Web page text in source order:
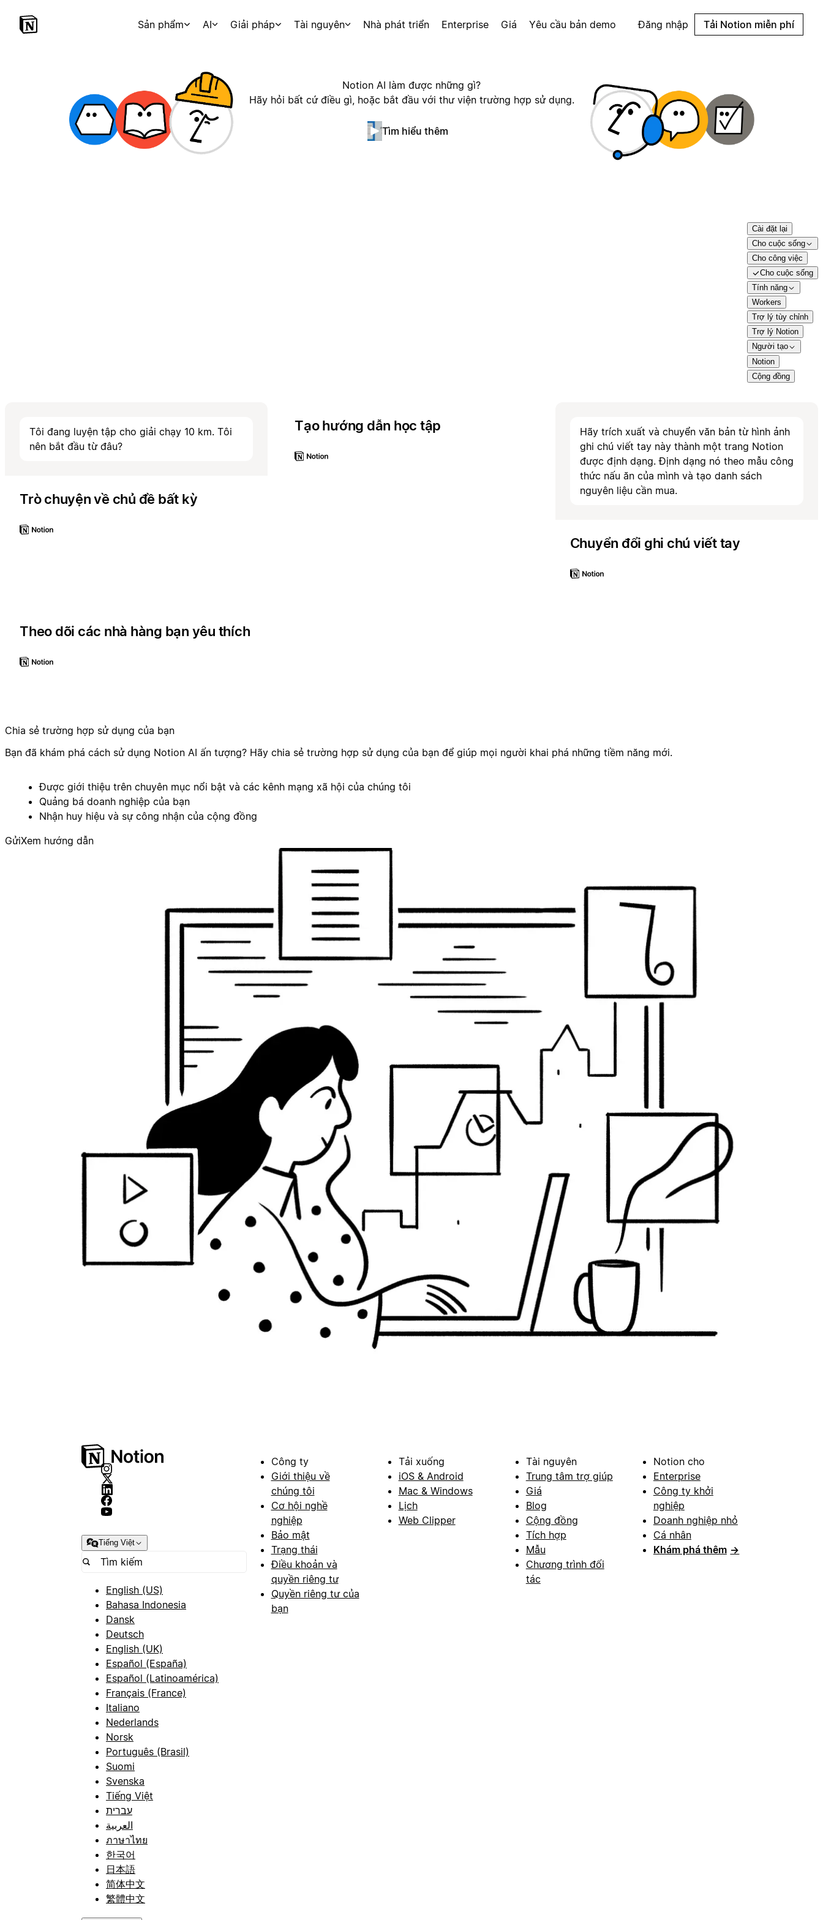
Sản phẩm AI Giải pháp Tài nguyên Nhà phát triển Enterprise Giá Yêu cầu bản demo Đăng nhập Tải Notion miễn phí
Notion AI làm được những gì?
Hãy hỏi bất cứ điều gì, hoặc bắt đầu với thư viện trường hợp sử dụng.
Tìm hiểu thêm
Cài đặt lại
Cho cuộc sống
Cho công việc
Cho cuộc sống
Tính năng
Workers
Trợ lý tùy chỉnh
Trợ lý Notion
Người tạo
Notion
Cộng đồng
Tôi đang luyện tập cho giải chạy 10 km. Tôi
nên bắt đầu từ đâu?
Trò chuyện về chủ đề bất kỳ
Tạo hướng dẫn học tập
Hãy trích xuất và chuyển văn bản từ hình ảnh
ghi chú viết tay này thành một trang Notion
được định dạng. Định dạng nó theo mẫu công
thức nấu ăn của mình và tạo danh sách
nguyên liệu cần mua.
Chuyển đổi ghi chú viết tay
Theo dõi các nhà hàng bạn yêu thích
Chia sẻ trường hợp sử dụng của bạn
Bạn đã khám phá cách sử dụng Notion AI ấn tượng? Hãy chia sẻ trường hợp sử dụng của bạn để giúp mọi người khai phá những tiềm năng mới.
Được giới thiệu trên chuyên mục nổi bật và các kênh mạng xã hội của chúng tôi
Quảng bá doanh nghiệp của bạn
Nhận huy hiệu và sự công nhận của cộng đồng
GửiXem hướng dẫn
Tiếng Việt
English (US)
Bahasa Indonesia
Dansk
Deutsch
English (UK)
Español (España)
Español (Latinoamérica)
Français (France)
Italiano
Nederlands
Norsk
Português (Brasil)
Suomi
Svenska
Tiếng Việt
עברית
العربية
ภาษาไทย
한국어
日本語
简体中文
繁體中文
Công ty
Giới thiệu về
chúng tôi
Cơ hội nghề
nghiệp
Bảo mật
Trạng thái
Điều khoản và
quyền riêng tư
Quyền riêng tư của
bạn
Tải xuống
iOS & Android
Mac & Windows
Lịch
Web Clipper
Tài nguyên
Trung tâm trợ giúp
Giá
Blog
Cộng đồng
Tích hợp
Mẫu
Chương trình đối
tác
Notion cho
Enterprise
Công ty khởi
nghiệp
Doanh nghiệp nhỏ
Cá nhân
Khám phá thêm →